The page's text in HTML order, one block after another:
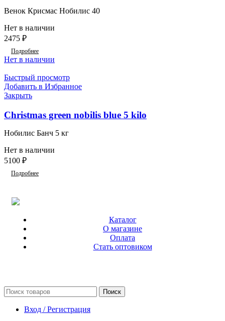
Венок Крисмас Нобилис 40
Нет в наличии
2475 ₽
Подробнее
Нет в наличии
Быстрый просмотр
Добавить в Избранное
Закрыть
Christmas green nobilis blue 5 kilo
Нобилис Банч 5 кг
Нет в наличии
5100 ₽
Подробнее
Каталог
О магазине
Оплата
Стать оптовиком
Поиск
Вход / Регистрация